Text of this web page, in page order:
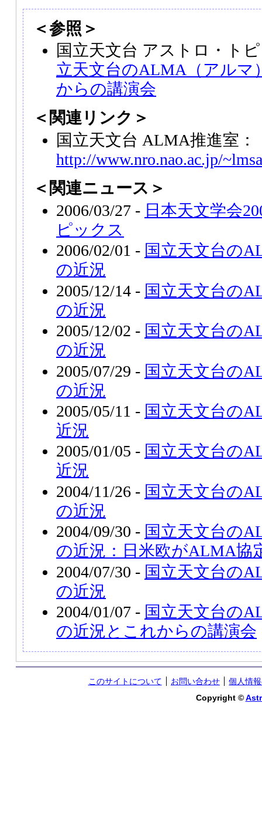
＜参照＞
国立天文台 アストロ・ト
立天文台のALMA（アルマ
からの講演会
＜関連リンク＞
国立天文台 ALMA推進室：
http://www.nro.nao.ac.jp/
＜関連ニュース＞
2006/03/27 - 日本天文学会
ピックス
2006/02/01 - 国立天文台の
の近況
2005/12/14 - 国立天文台の
の近況
2005/12/02 - 国立天文台の
の近況
2005/07/29 - 国立天文台の
の近況
2005/05/11 - 国立天文台の
近況
2005/01/05 - 国立天文台の
近況
2004/11/26 - 国立天文台の
の近況
2004/09/30 - 国立天文台の
の近況：日米欧がALMA協
2004/07/30 - 国立天文台の
の近況
2004/01/07 - 国立天文台の
の近況とこれからの講演会
このサイトについて お問い合わせ
個人情
Copyright ©